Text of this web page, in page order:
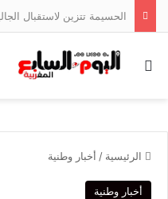
بحث عن
الرئيسية / أخبار وطنية
أخبار وطنية